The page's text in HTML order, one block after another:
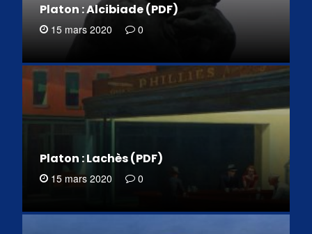
Platon : Alcibiade (PDF)
15 mars 2020 0
Platon : Lachès (PDF)
15 mars 2020 0